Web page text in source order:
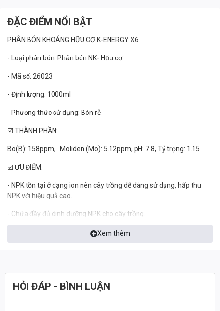
ĐẶC ĐIỂM NỔI BẬT
PHÂN BÓN KHOÁNG HỮU CƠ K-ENERGY X6
- Loại phân bón: Phân bón NK- Hữu cơ
- Mã số: 26023
- Định lượng: 1000ml
- Phương thức sử dụng: Bón rễ
☑️ THÀNH PHẦN:
Bo(B): 158ppm, Moliden (Mo): 5.12ppm, pH: 7.8, Tỷ trọng: 1.15
☑️ ƯU ĐIỂM:
- NPK tồn tại ở dạng ion nên cây trồng dễ dàng sử dụng, hấp thu
NPK với hiệu quả cao.
- Chứa đầy đủ dinh dưỡng NPK cho cây trồng.
- Chứa hàm lượng chất hữu cơ cao. Thúc đẩy lông hút của rễ phát
triển; tăng khả năng miễn dịch đối với bệnh hại. cải thiện chất lượng
- Phân ở dạng lỏng, dễ hoà tan, không chứ tạp chất.
- Cải thiện kết cấu pH của đất, giảm hiện tượng đất bị chai cứng,
Xem thêm
HỎI ĐÁP - BÌNH LUẬN